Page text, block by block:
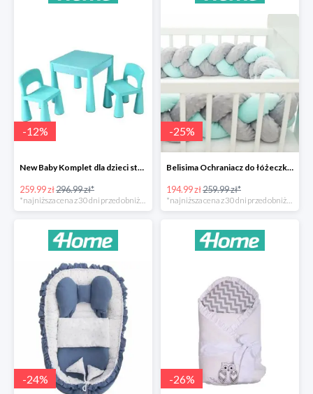
-12%
New Baby Komplet dla dzieci stolik i krzesełka -12%
259.99 zł296.99 zł*
*najniższa cena z 30 dni przed obniżką
-25%
Belisima Ochraniacz do łóżeczka Warkocz -25%
194.99 zł259.99 zł*
*najniższa cena z 30 dni przed obniżką
-24% -26%